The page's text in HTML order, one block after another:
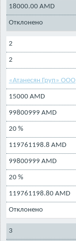
18000.00 AMD
Отклонено
2
2
«Атанесян Груп» ООО
15000 AMD
99800999 AMD
20 %
119761198.8 AMD
99800999 AMD
20 %
119761198.80 AMD
Отклонено
3